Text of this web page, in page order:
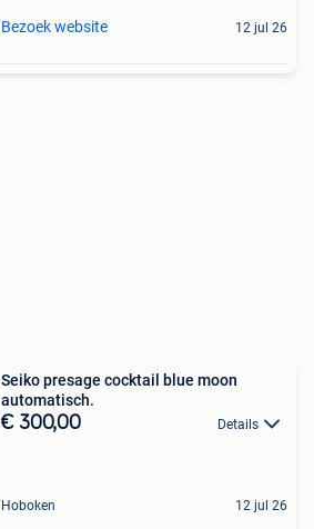
Bezoek website 12 jul 26
Seiko presage cocktail blue moon
automatisch.
€ 300,00 Details
Hoboken 12 jul 26